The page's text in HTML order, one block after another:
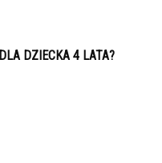
DZIECKA 4 LATA?